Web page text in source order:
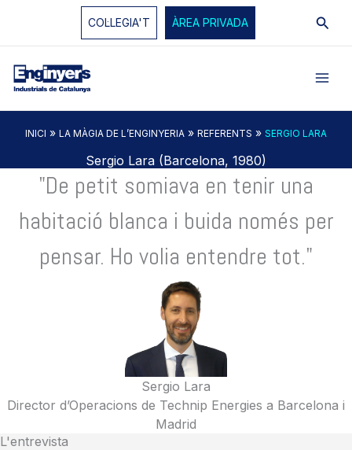
COL·LEGIA'T ÀREA PRIVADA
INICI » LA MÀGIA DE L’ENGINYERIA » REFERENTS » SERGIO LARA
Sergio Lara (Barcelona, 1980)
"De petit somiava en tenir una
habitació blanca i buida només per
pensar. Ho volia entendre tot."
Sergio Lara
Director d’Operacions de Technip Energies a Barcelona i
Madrid
L'entrevista